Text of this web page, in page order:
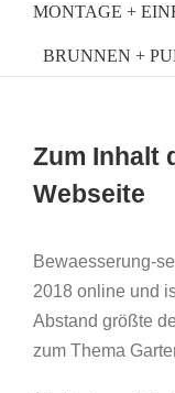
MONTAGE +
BRUNNEN +
Zum Inhalt
Webseite
Bewaesserung-
2018 online und
Abstand größte
zum Thema